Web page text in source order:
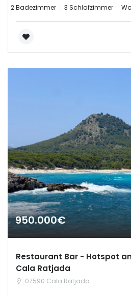
2 Badezimmer 3 Schlafzimmer
950.000€
Restaurant Bar - Hotspot
Cala Ratjada
07590 Cala Ratjada